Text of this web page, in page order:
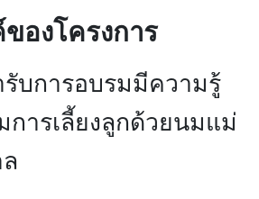
องโครงการ
รับการอบรมมีความรู้
การเลี้ยงลูกด้วยนมแม่